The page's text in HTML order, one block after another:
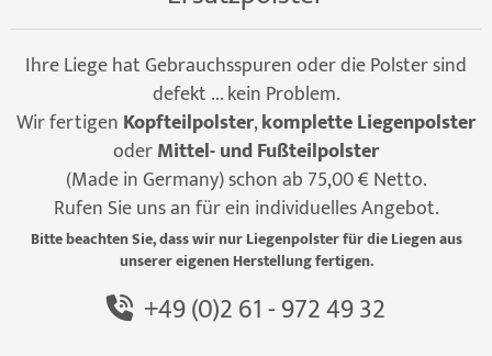
Ihre Liege hat Gebrauchsspuren oder die Polster sind
defekt ... kein Problem.
Wir fertigen Kopfteilpolster,komplette Liegenpolster
oderMittel- und Fußteilpolster
(Made in Germany) schon ab 75,00 € Netto.
Rufen Sie uns an für ein individuelles Angebot.
Bitte beachten Sie, dass wir nur Liegenpolster für die Liegen aus
unserer eigenen Herstellung fertigen.
+49 (0)2 61 - 972 49 32